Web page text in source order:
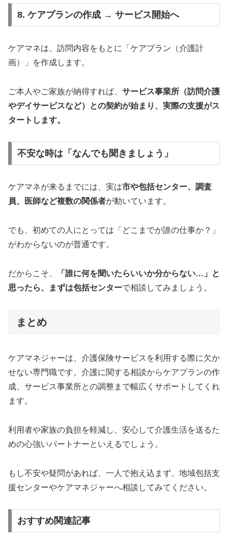
8. ケアプランの作成 → サービス開始へ
ケアマネは、訪問内容をもとに「ケアプラン（介護計
画）」を作成します。
ご本人やご家族が納得すれば、 サービス事業所（訪問介護
やデイサービスなど）との契約が始まり、実際の支援がス
タートします。
不安な時は「なんでも聞きましょう」
ケアマネが来るまでには、実は市や包括センター、調査
員、医師など複数の関係者が動いています。
でも、初めての人にとっては「どこまでが誰の仕事か？」
がわからないのが普通です。
だからこそ、
「誰に何を聞いたらいいか分からない…」と
思ったら、まずは包括センターで相談してみましょう。
まとめ
ケアマネジャーは、介護保険サービスを利用する際に欠か
せない専門職です。介護に関する相談からケアプランの作
成、サービス事業所との調整まで幅広くサポートしてくれ
ます。
利用者や家族の負担を軽減し、安心して介護生活を送るた
めの心強いパートナーといえるでしょう。
もし不安や疑問があれば、一人で抱え込まず、地域包括支
援センターやケアマネジャーへ相談してみてください。
おすすめ関連記事